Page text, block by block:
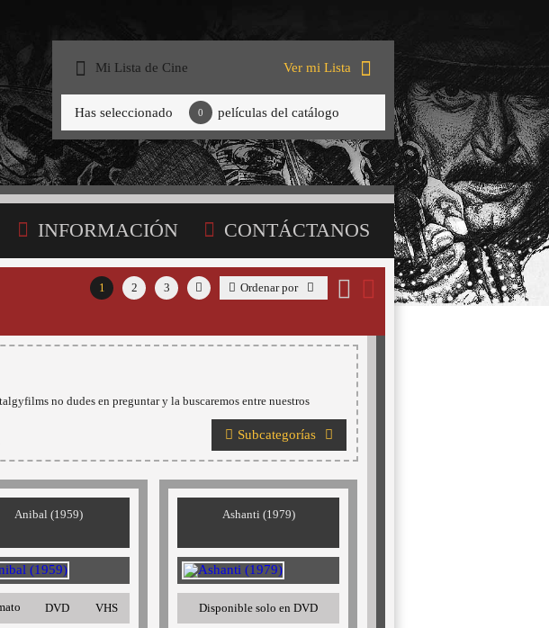
Mi Lista de Cine Ver mi Lista
Has seleccionado 0 películas del catálogo
INFORMACIÓN CONTÁCTANOS
1 2 3 Ordenar por
no dudes en preguntar y la buscaremos entre nuestros
Subcategorías
Anibal (1959)
DVD VHS
Ashanti (1979)
Disponible solo en DVD